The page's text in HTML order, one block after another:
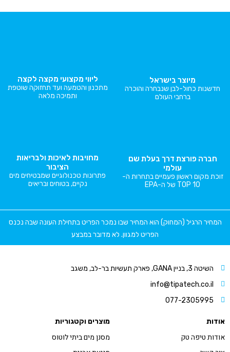
מיוצר בישראל
חדשנות כחול-לבן שנבחרה והוכרה
ברחבי העולם
ליווי מקצועי מקצה לקצה
מתכנון והטמעה ועד תחזוקה שוטפת
ותמיכה מלאה
חברה פורצת דרך בעלת שם
עולמי
זוכת מקום ראשון פעמיים בתחרות ה-
TOP 10 של ה-EPA
מחויבות לאיכות ולבריאות
הציבור
פתרונות טכנולוגיים שמבטיחים מים
נקיים, בטוחים ובריאים
המחיר הרגיל (המחוק) הוא המחיר שבו נמכר הפריט בתחילת העונה שבה נכנס
הפריט למגוון. לא מדובר במבצע
השיטה 3, בניין GANA, פארק תעשיות בר-לב, משגב
info@tipatech.co.il
077-2305995
טיפה טק
מוצרים וקטגוריות
מסנן מים ביתי לוטוס